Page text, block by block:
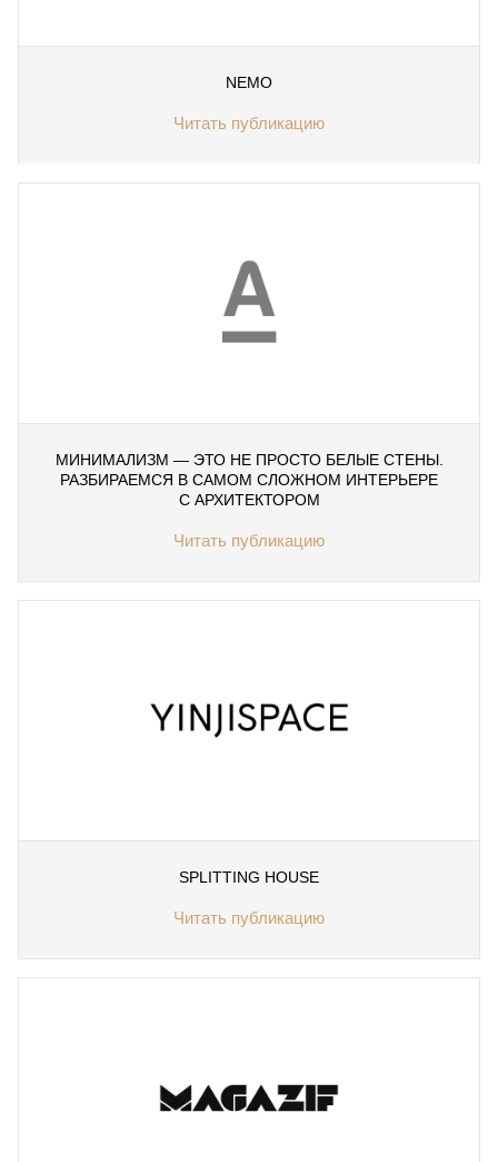
NEMO
Читать публикацию
МИНИМАЛИЗМ — ЭТО НЕ ПРОСТО БЕЛЫЕ СТЕНЫ.
РАЗБИРАЕМСЯ В САМОМ СЛОЖНОМ ИНТЕРЬЕРЕ
С АРХИТЕКТОРОМ
Читать публикацию
SPLITTING HOUSE
Читать публикацию